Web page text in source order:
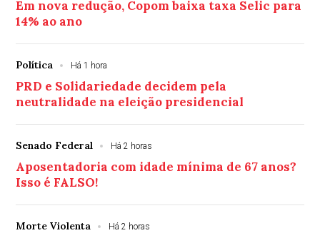
Em nova redução, Copom baixa taxa Selic para
14% ao ano
Política Há 1 hora
PRD e Solidariedade decidem pela
neutralidade na eleição presidencial
Senado Federal Há 2 horas
Aposentadoria com idade mínima de 67 anos?
Isso é FALSO!
Morte Violenta Há 2 horas